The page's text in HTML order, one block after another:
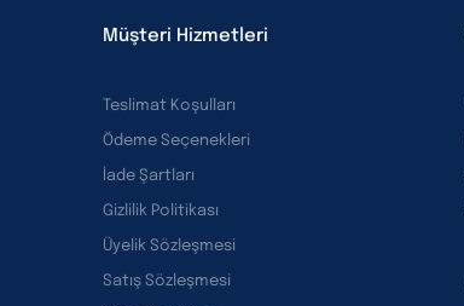
Müşteri Hizmetleri
Teslimat Koşulları
Ödeme Seçenekleri
İade Şartları
Gizlilik Politikası
Üyelik Sözleşmesi
Satış Sözleşmesi